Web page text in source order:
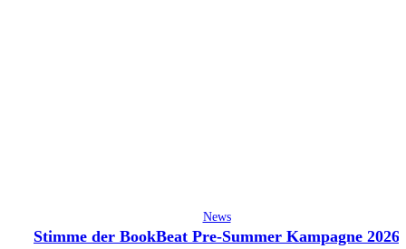
News
Stimme der BookBeat Pre-Summer Kampagne 2026